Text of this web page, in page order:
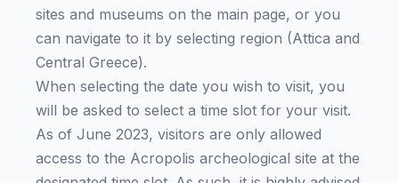
sites and museums on the main page, or you
can navigate to it by selecting region (Attica and
Central Greece).
When selecting the date you wish to visit, you
will be asked to select a time slot for your visit.
As of June 2023, visitors are only allowed
access to the Acropolis archeological site at the